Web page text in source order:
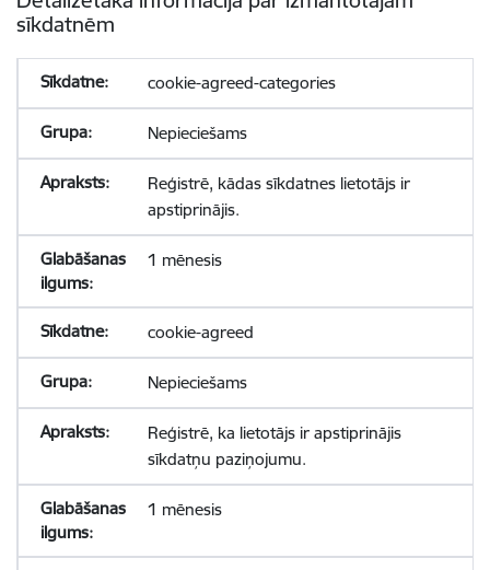
sīkdatnēm
cookie-agreed-categories
Nepieciešams
Reģistrē, kādas sīkdatnes lietotājs ir
apstiprinājis.
1 mēnesis
cookie-agreed
Nepieciešams
Reģistrē, ka lietotājs ir apstiprinājis
sīkdatņu paziņojumu.
1 mēnesis